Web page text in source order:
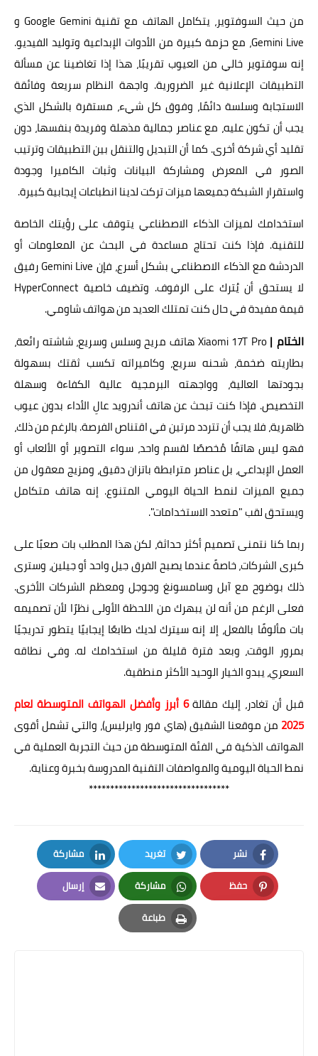
من حيث السوفتوير، يتكامل الهاتف مع تقنية Google Gemini و
Gemini Live، مع حزمة كبيرة من الأدوات الإبداعية وتوليد الفيديو.
إنه سوفتوير خالي من العيوب تقريبًا، هذا إذا تغاضينا عن مسألة
التطبيقات الإعلانية غير الضرورية. واجهة النظام سريعة وفائقة
الاستجابة وسلسة دائمًا، وفوق كل شيء، مستقرة بالشكل الذي
يجب أن تكون عليه، مع عناصر جمالية مذهلة وفريدة بنفسها، دون
تقليد أي شركة أخرى. كما أن التبديل والتنقل بين التطبيقات وترتيب
الصور في المعرض ومشاركة البيانات وثبات الكاميرا وجودة
واستقرار الشبكة جميعها ميزات تركت لدينا انطباعات إيجابية كبيرة.
استخدامك لميزات الذكاء الاصطناعي يتوقف على رؤيتك الخاصة
للتقنية. فإذا كنت تحتاج مساعدة في البحث عن المعلومات أو
الدردشة مع الذكاء الاصطناعي بشكل أسرع، فإن Gemini Live رفيق
لا يستحق أن يُترك على الرفوف. وتضيف خاصية HyperConnect
قيمة مفيدة في حال كنت تمتلك العديد من هواتف شاومي.
الختام |
Xiaomi 17T Pro هاتف مريح وسلس وسريع، شاشته رائعة،
بطاريته ضخمة، شحنه سريع، وكاميراته تكسب ثقتك بسهولة
بجودتها العالية، وواجهته البرمجية عالية الكفاءة وسهلة
التخصيص. فإذا كنت تبحث عن هاتف أندرويد عالِ الأداء بدون عيوب
ظاهرية، فلا يجب أن تتردد مرتين في اقتناص الفرصة. بالرغم من ذلك،
فهو ليس هاتفًا مُخصصًا لقسم واحد، سواء التصوير أو الألعاب أو
العمل الإبداعي، بل عناصر مترابطة باتزان دقيق، ومزيج معقول من
جميع الميزات لنمط الحياة اليومي المتنوع. إنه هاتف متكامل
ويستحق لقب "متعدد الاستخدامات".
ربما كنا نتمنى تصميم أكثر حداثة، لكن هذا المطلب بات صعبًا على
كبرى الشركات، خاصةً عندما يصبح الفرق جيل واحد أو جيلين، وسترى
ذلك بوضوح مع آبل وسامسونغ وجوجل ومعظم الشركات الأخرى.
فعلى الرغم من أنه لن يبهرك من اللحظة الأولى نظرًا لأن تصميمه
بات مألوفًا بالفعل، إلا إنه سيترك لديك طابعًا إيجابيًا يتطور تدريجيًا
بمرور الوقت، وبعد فترة قليلة من استخدامك له. وفي نطاقه
السعري، يبدو الخيار الوحيد الأكثر منطقية.
قبل أن تغادر، إليك مقالة 6 أبرز وأفضل الهواتف المتوسطة لعام
2025 من موقعنا الشقيق (هاي فور وايرليس)، والتي تشمل أقوى
الهواتف الذكية في الفئة المتوسطة من حيث التجربة العملية في
نمط الحياة اليومية والمواصفات التقنية المدروسة بخبرة وعناية.
*********************************
نشر
Facebook
تغريد
Twitter
مشاركة
LinkedIn
حفظ
Pinterest
مشاركة
Whatsapp
إرسال
Email
طباعة
Print